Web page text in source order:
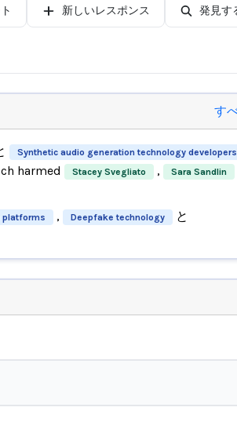
新しいレスポンス 発見す
す
Synthetic audio generation technology developers
harmed Stacey Svegliato , Sara Sandlin
platforms , Deepfake technology と